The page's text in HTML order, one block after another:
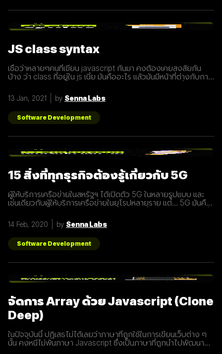
JS class syntax
เชื่อว่าหลายๆคนที่เขียน javascript กันมา คงต้องเคยสงสัยกัน
บ้าง ว่า class ที่อยู่ใน js เนี่ย มันคืออะไร แล้วมันมีหน้าที่ต่างกับการ
กว่า class เปรียบเสมือนกับ blueprint หรือแบบพิมพ์เขียว ที่
สามารถนำไปสร้างเป็นสิ่งของ( object ) ตาม blueprint หรือแบบ
พิมพ์เขียว( class ) นั้นๆได้ โดยภายใน class
13 Jan, 2021 by Senna Labs
Software Development
15 สิ่งที่ทุกธุรกิจต้องรู้เกี่ยวกับ 5G
ผู้ให้บริการเครือข่ายในสหรัฐฯ ได้เปิดตัว 5G ในหลายรูปแบบ และ
เช่นเดียวกับผู้ให้บริการเครือข่ายในยุโรปหลายราย แต่… 5G มันคือ
ทุกธุรกิจต้องรู้เกี่ยวกับ 5G เพราะเราปฏิเสธไม่ได้เลยว่ามันกำลังจะ
ถูกใช้งานอย่างกว้างขวางขึ้น 1. 5G หรือ Fifth-Generation คือ
ยุคใหม่ของเทคโนโลยีเครือข่ายไร้สายที่จะมาแทนที่ระบบ 4G ที่เราใช้
อยู่ในปัจจุบัน ซึ่งมันไม่ได้ถูกจำกัดแค่มือถือเท่านั้น แต่รวมถึง
อุปกรณ์ทุกชนิดที่เชื่อมต่ออินเตอร์เน็ตได้ 2. 5G คือการพัฒนา 3
ส่วนที่สำคัญที่จะนำมาสู่การเชื่อมต่ออุปกรณ์ไร้สายต่างๆ ขยาย
ตอบสนองที่รวดเร็วขึ้นในระยะเวลาที่น้อยลง ความสามารถในการ
แตกต่างจากระบบ
14 Feb, 2020 by Senna Labs
Software Development
จัดการ Array ด้วย Javascript (Clone
Deep)
ในปัจจุบันนี้ ปฏิเสธไม่ได้เลยว่าภาษาที่ถูกใช้ในการเขียนเว็บต่าง ๆ
นั้น คงหนีไม่พ้นภาษา Javascript ซึ่งเป็นภาษาที่ถูกนำไปพัฒนา